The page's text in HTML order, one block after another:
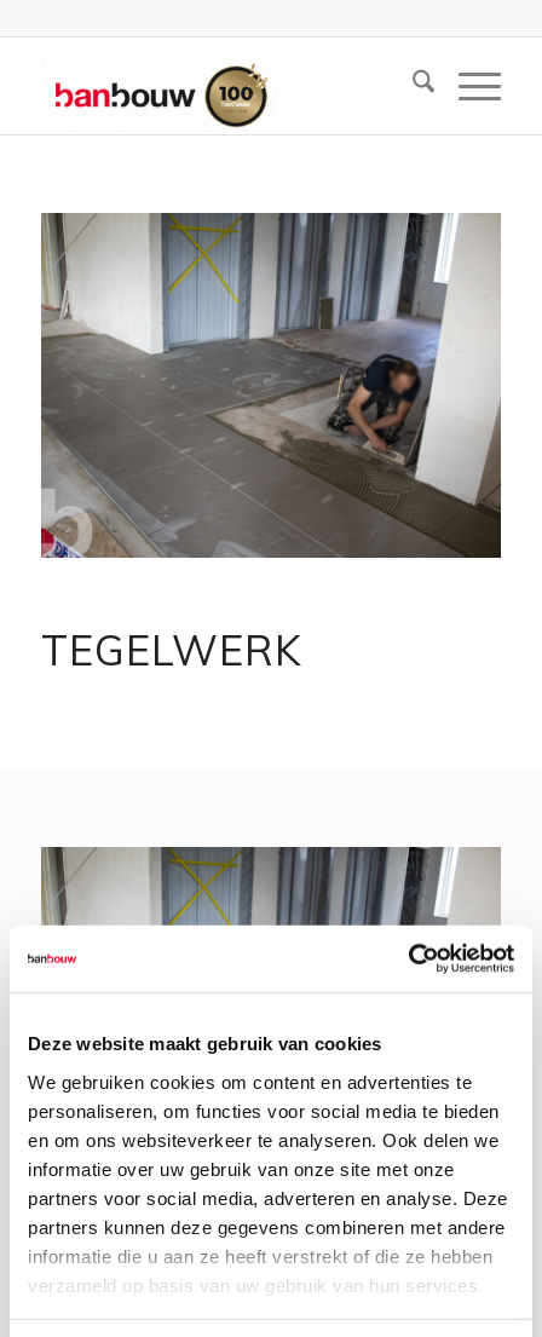
Deze website maakt gebruik van cookies
We gebruiken cookies om content en advertenties te
personaliseren, om functies voor social media te bieden
en om ons websiteverkeer te analyseren. Ook delen we
informatie over uw gebruik van onze site met onze
partners voor social media, adverteren en analyse. Deze
partners kunnen deze gegevens combineren met andere
informatie die u aan ze heeft verstrekt of die ze hebben
verzameld op basis van uw gebruik van hun services.
TEGELWERK
7 juni 2019